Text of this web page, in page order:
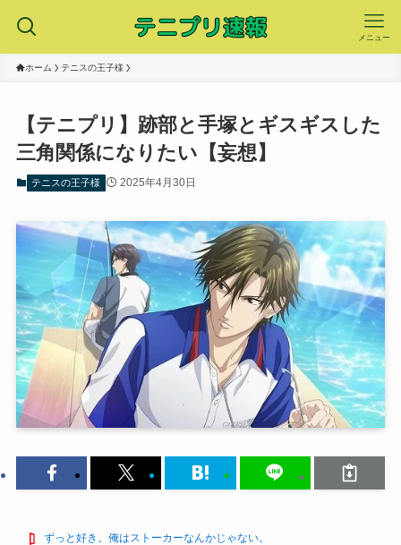
メニュー
ホーム テニスの王子様
【テニプリ】跡部と手塚とギスギスした
三角関係になりたい【妄想】
テニスの王子様 2025年4月30日
ずっと好き。俺はストーカーなんかじゃない。